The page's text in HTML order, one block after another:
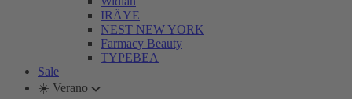
IRÄYE
NEST NEW YORK
Farmacy Beauty
TYPEBEA
Sale
☀️ Verano